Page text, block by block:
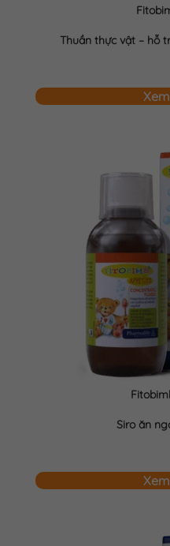
Thuần thực vật – hỗ
Siro ăn